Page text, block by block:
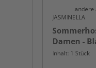
andere
JASMINELLA
Damen -
Inhalt: 1 Stück